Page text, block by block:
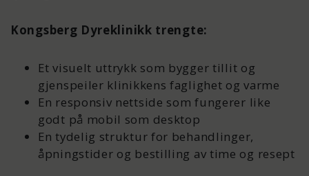
Kongsberg Dyreklinikk trengte:
Et visuelt uttrykk som bygger tillit og
gjenspeiler klinikkens faglighet og varme
En responsiv nettside som fungerer like
godt på mobil som desktop
En tydelig struktur for behandlinger,
åpningstider og bestilling av time og resept